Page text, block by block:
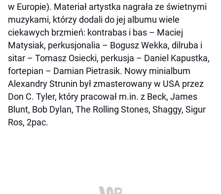
w Europie). Materiał artystka nagrała ze świetnymi
muzykami, którzy dodali do jej albumu wiele
ciekawych brzmień: kontrabas i bas – Maciej
Matysiak, perkusjonalia – Bogusz Wekka, dilruba i
sitar – Tomasz Osiecki, perkusja – Daniel Kapustka,
fortepian – Damian Pietrasik. Nowy minialbum
Alexandry Strunin był zmasterowany w USA przez
Don C. Tyler, który pracował m.in. z Beck, James
Blunt, Bob Dylan, The Rolling Stones, Shaggy, Sigur
Ros, 2pac.